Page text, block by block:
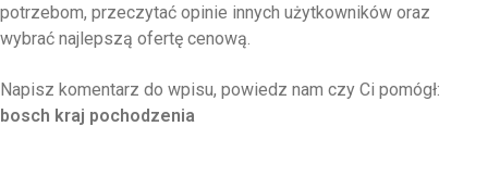
potrzebom, przeczytać opinie innych użytkowników oraz
wybrać najlepszą ofertę cenową.
Napisz komentarz do wpisu, powiedz nam czy Ci pomógł:
bosch kraj pochodzenia